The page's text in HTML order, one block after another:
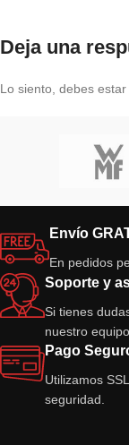
Deja una
Lo siento, debes estar
Envío
En pedidos
Soporte y
Si tienes
nuestro equipo.
Pago
Utilizamos
seguridad.